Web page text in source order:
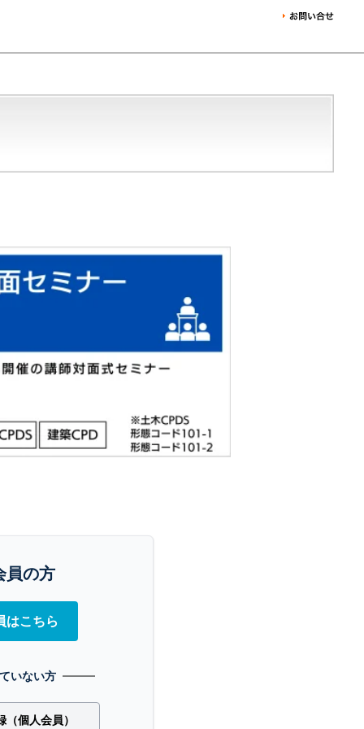
員の方
はこちら
いない方
個人会員）